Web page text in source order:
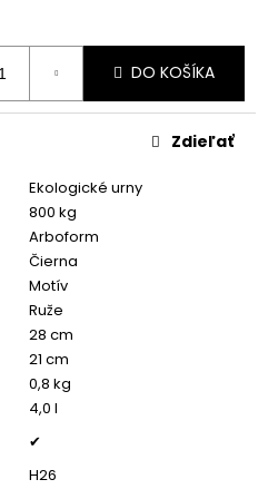
DO KOŠÍKA
Ekologické urny
800 kg
Arboform
Čierna
Motív
Ruže
28 cm
21 cm
0,8 kg
4,0 l
✔
H26
Zdieľať